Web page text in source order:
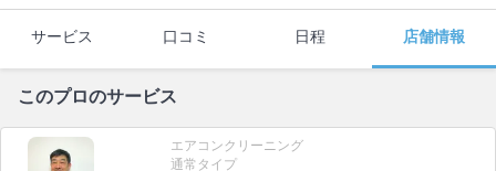
サービス 口コミ 日程 店舗情報
このプロのサービス
エアコンクリーニング
通常タイプ